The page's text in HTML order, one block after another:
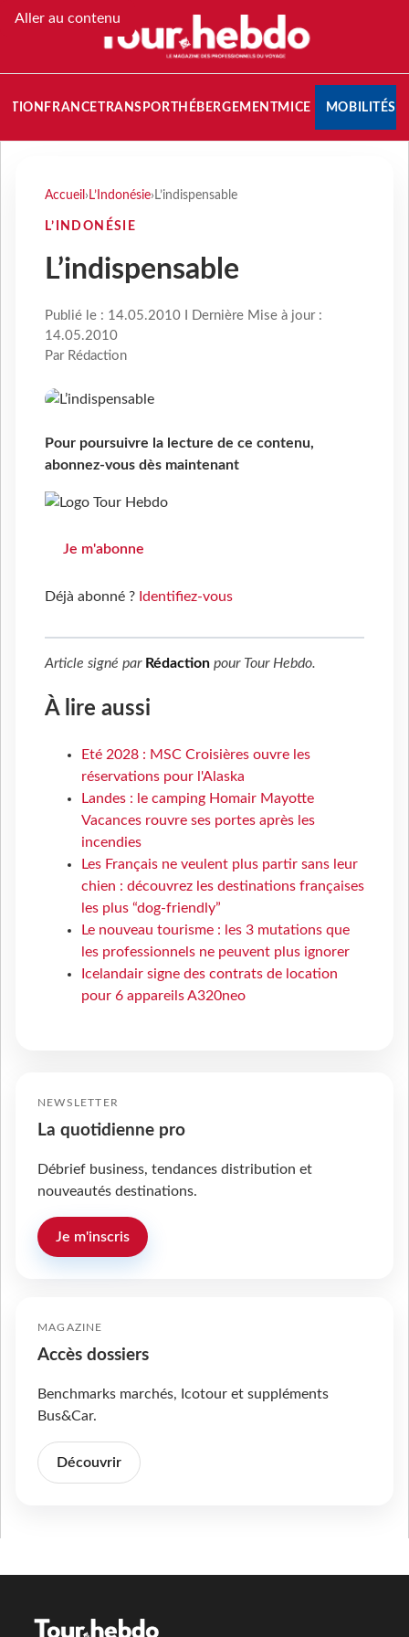
Aller au contenu
FRANCETRANSPORT HÉBERGEMENTMICE MOBILITÉS
Accueil › L’Indonésie› L’indispensable
L’INDONÉSIE
L’indispensable
Publié le : 14.05.2010 I Dernière Mise à jour :
14.05.2010
Par Rédaction
Pour poursuivre la lecture de ce contenu,
abonnez-vous dès maintenant
Je m'abonne
Déjà abonné ? Identifiez-vous
Article signé par Rédaction pour Tour Hebdo.
À lire aussi
Eté 2028 : MSC Croisières ouvre les
réservations pour l'Alaska
Landes : le camping Homair Mayotte
Vacances rouvre ses portes après les
incendies
Les Français ne veulent plus partir sans leur
chien : découvrez les destinations françaises
les plus “dog-friendly”
Le nouveau tourisme : les 3 mutations que
les professionnels ne peuvent plus ignorer
Icelandair signe des contrats de location
pour 6 appareils A320neo
NEWSLETTER
La quotidienne pro
Débrief business, tendances distribution et
nouveautés destinations.
Je m'inscris
MAGAZINE
Accès dossiers
Benchmarks marchés, Icotour et suppléments
Bus&Car.
Découvrir